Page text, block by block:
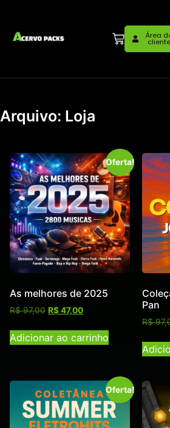
Área
cliente
Arquivo: Loja
Oferta!
As melhores de 2025
R$97,00 R$47,00
Adicionar ao carrinho
Pan
R$
Oferta!